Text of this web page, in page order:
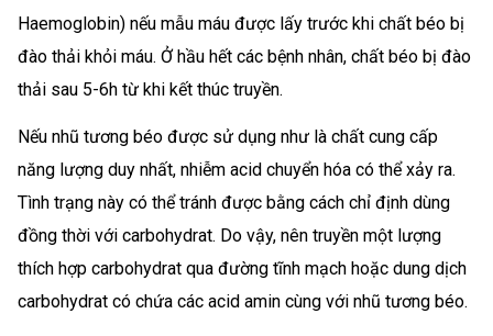
Haemoglobin) nếu mẫu máu được lấy trước khi chất béo bị
đào thải khỏi máu. Ở hầu hết các bệnh nhân, chất béo bị đào
thải sau 5-6h từ khi kết thúc truyền.
Nếu nhũ tương béo được sử dụng như là chất cung cấp
năng lượng duy nhất, nhiễm acid chuyển hóa có thể xảy ra.
Tình trạng này có thể tránh được bằng cách chỉ định dùng
đồng thời với carbohydrat. Do vậy, nên truyền một lượng
thích hợp carbohydrat qua đường tĩnh mạch hoặc dung dịch
carbohydrat có chứa các acid amin cùng với nhũ tương béo.